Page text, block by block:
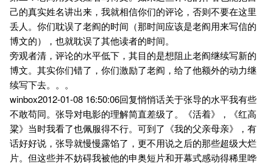
己的真实姓名讲出来，我就相信你们的评论，否则不要在这里
丢人。你们耽误了老阎的时间（那时间应该是老阎用来写信的
博文的），也就耽误了其他读者的时间。
旁观者清，评论的水平低下，其目的是想阻止老阎继续写新的
博文。其实你们错了，你们激励了老阎，给了他额外的动力继
续写下去。。。
winbox2012-01-08 16:50:06回复悄悄话关于张导的水平我有些
不敢苟同。张导对电影的理解简直差级了。《活着》，《红高
粱》当时我看了也佩服得不行。可到了《我的父亲母亲》，有
话好好说，张导就慢慢露馅了，更不用说之后的那些超级大烂
片。但这些并不妨碍我被他的申奥短片和开幕式感动得稀里哗